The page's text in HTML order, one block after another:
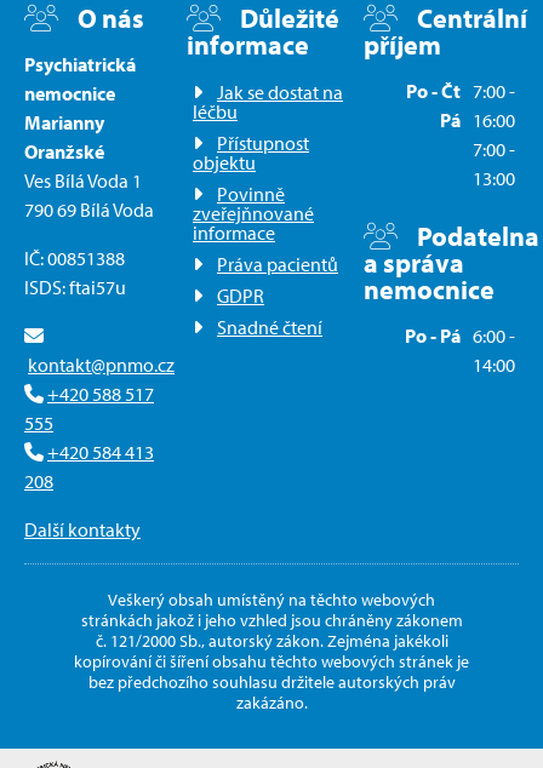
O nás
Psychiatrická
nemocnice
Marianny
Oranžské
Ves Bílá Voda 1
790 69 Bílá Voda
IČ: 00851388
ISDS: ftai57u
kontakt@pnmo.cz
+420 588 517
555
+420 584 413
208
Další kontakty
Důležité
informace
Jak se dostat na
léčbu
Přístupnost
objektu
Povinně
zveřejňnované
informace
Práva pacientů
GDPR
Snadné čtení
Centrální
příjem
Po - Čt
Pá
7:00 -
16:00
7:00 -
13:00
Podatelna
a správa
nemocnice
Po - Pá 6:00 -
14:00
Veškerý obsah umístěný na těchto webových
stránkách jakož i jeho vzhled jsou chráněny zákonem
č. 121/2000 Sb., autorský zákon. Zejména jakékoli
kopírování či šíření obsahu těchto webových stránek je
bez předchozího souhlasu držitele autorských práv
zakázáno.